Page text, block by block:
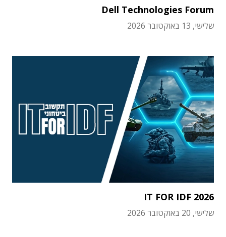
Dell Technologies Forum
שלישי, 13 באוקטובר 2026
IT FOR IDF 2026
שלישי, 20 באוקטובר 2026